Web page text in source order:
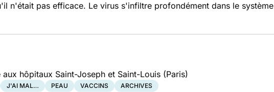
n'était pas efficace. Le virus s'infiltre profondément dans le système
hôpitaux Saint-Joseph et Saint-Louis (Paris)
J'AI MAL… PEAU VACCINS ARCHIVES